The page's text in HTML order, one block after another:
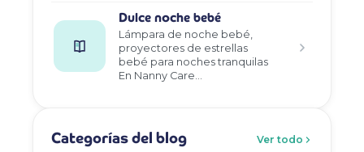
Dulce noche bebé
Lámpara de noche bebé,
proyectores de estrellas
bebé para noches tranquilas
En Nanny Care…
Categorías del blog Ver todo